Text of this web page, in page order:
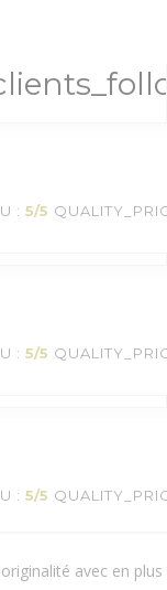
: 5/5
: 5/5
: 5/5
avec en